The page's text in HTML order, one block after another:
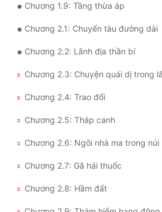
Tội Phạm
Vô Địch
Võ Hiệp
Võng Du
Xuyên Không
Xuyên Nhanh
Chương 1.9: Tầng thừa áp
Chương 2.1: Chuyến tàu đường dài
Chương 2.2: Lãnh địa thần bí
Chương 2.3: Chuyện quái dị trong
Chương 2.4: Trao đổi
Chương 2.5: Tháp canh
Chương 2.6: Ngôi nhà ma trong núi
Chương 2.7: Gã hái thuốc
Chương 2.8: Hầm đất